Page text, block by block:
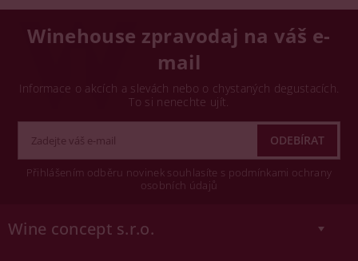
Winehouse zpravodaj na váš e-
mail
Informace o akcích a slevách nebo o chystaných degustacích.
To si nenechte ujít.
Přihlášením odběru novinek souhlasíte s podmínkami ochrany
osobních údajů
Wine concept s.r.o.